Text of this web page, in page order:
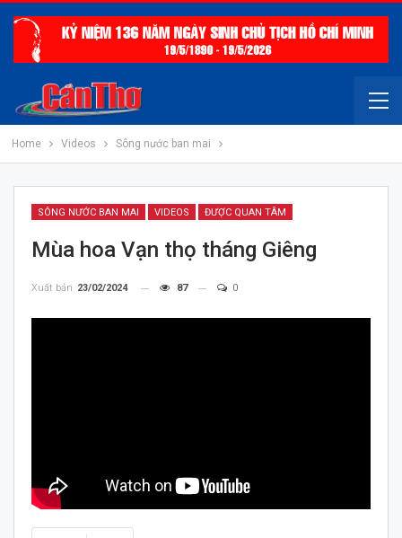
Home Videos Sông nước ban mai
SÔNG NƯỚC BAN MAI VIDEOS ĐƯỢC QUAN TÂM
Mùa hoa Vạn thọ tháng Giêng
Xuất bản 23/02/2024 87 0